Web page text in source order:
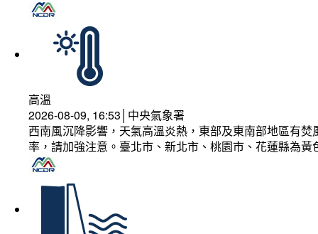
高溫
2026-08-09, 16:53│中央氣象署
西南風沉降影響，天氣高溫炎熱，東部及東南部地區有
率，請加強注意。臺北市、新北市、桃園市、花蓮縣為